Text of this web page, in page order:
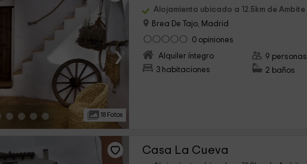
›
18 Fotos
Alojamiento ubicado a 12.5km de Ambite
Brea De Tajo, Madrid
0 opiniones
Alquiler íntegro
3 habitaciones
9 personas
2 baños
Casa La Cueva